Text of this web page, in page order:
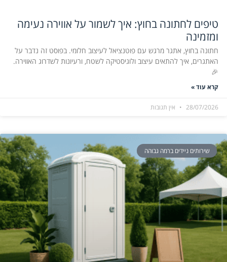
טיפים לחתונה בחוץ: איך לשמור על אווירה נעימה
ומזמינה
חתונה בחוץ, אתגר מרגש עם פוטנציאל לעיצוב חלומי. בפוסט זה נדבר על
האתגרים, איך להתאים עיצוב ולוגיסטיקה לשטח, ורעיונות לשדרוג האווירה.
🎉
קרא עוד »
28/07/2026 אין תגובות
שירותים ניידים ברמה גבוהה